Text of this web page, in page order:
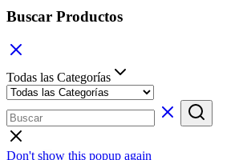
Buscar Productos
Todas las Categorías
Don't show this popup again